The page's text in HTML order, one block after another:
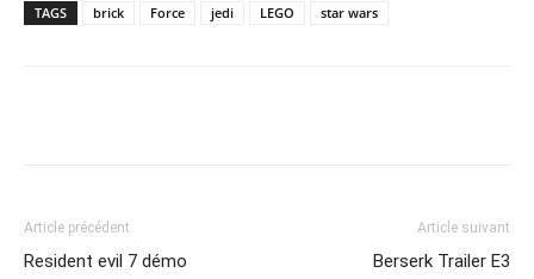
TAGS brick Force jedi LEGO star wars
Article précédent
Resident evil 7 démo
Article suivant
Berserk Trailer E3